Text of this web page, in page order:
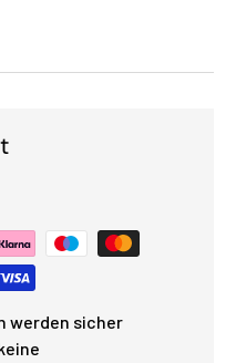
werden sicher